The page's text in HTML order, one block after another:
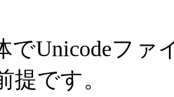
でUnicodeフ
提です。